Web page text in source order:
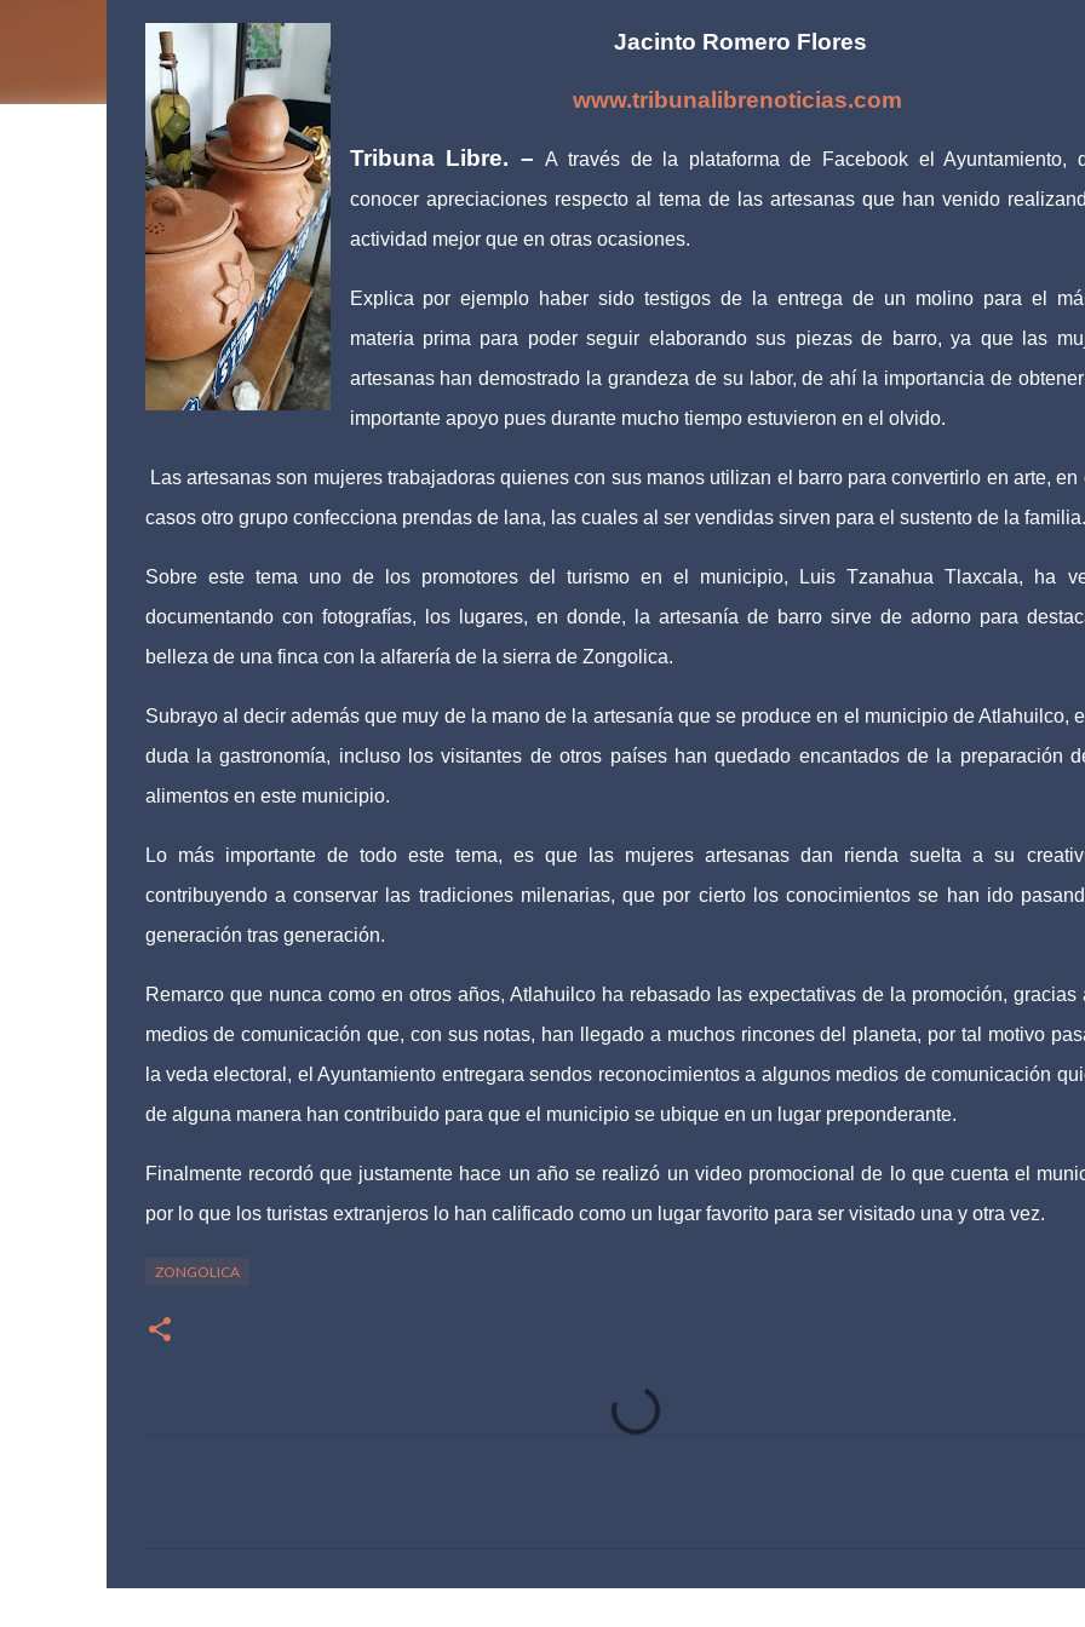
Jacinto Romero Flores
www.tribunalibrenoticias.com
Tribuna Libre. –A través de la plataforma de Facebook el Ayuntamiento,
conocer apreciaciones respecto al tema de las artesanas que han venido
actividad mejor que en otras ocasiones.
Explica por ejemplo haber sido testigos de la entrega de un molino para el
materia prima para poder seguir elaborando sus piezas de barro, ya que las
artesanas han demostrado la grandeza de su labor, de ahí la importancia de
importante apoyo pues durante mucho tiempo estuvieron en el olvido.
Las artesanas son mujeres trabajadoras quienes con sus manos utilizan el barro para convertirlo en arte, en
casos otro grupo confecciona prendas de lana, las cuales al ser vendidas sirven para el sustento de la familia.
Sobre este tema uno de los promotores del turismo en el municipio, Luis Tzanahua Tlaxcala, ha
documentando con fotografías, los lugares, en donde, la artesanía de barro sirve de adorno para
belleza de una finca con la alfarería de la sierra de Zongolica.
Subrayo al decir además que muy de la mano de la artesanía que se produce en el municipio de Atlahuilco,
duda la gastronomía, incluso los visitantes de otros países han quedado encantados de la preparación
alimentos en este municipio.
Lo más importante de todo este tema, es que las mujeres artesanas dan rienda suelta a su
contribuyendo a conservar las tradiciones milenarias, que por cierto los conocimientos se han ido
generación tras generación.
Remarco que nunca como en otros años, Atlahuilco ha rebasado las expectativas de la promoción, gracias
medios de comunicación que, con sus notas, han llegado a muchos rincones del planeta, por tal motivo
la veda electoral, el Ayuntamiento entregara sendos reconocimientos a algunos medios de comunicación
de alguna manera han contribuido para que el municipio se ubique en un lugar preponderante.
Finalmente recordó que justamente hace un año se realizó un video promocional de lo que cuenta el
por lo que los turistas extranjeros lo han calificado como un lugar favorito para ser visitado una y otra vez.
ZONGOLICA